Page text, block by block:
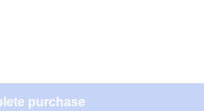
purchase